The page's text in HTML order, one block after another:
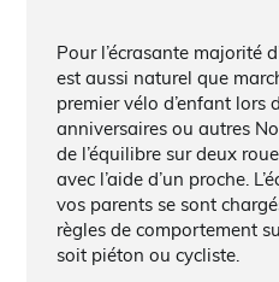
Pour l’écrasante majorité
est aussi naturel que
premier vélo d’enfant lors
anniversaires ou autres
de l’équilibre sur deux
avec l’aide d’un proche.
vos parents se sont
règles de comportement
soit piéton ou cycliste.